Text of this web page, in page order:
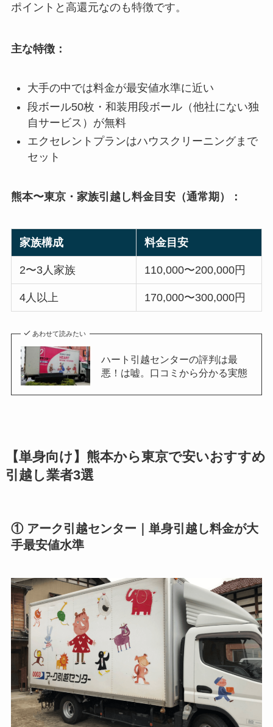
ポイントと高還元なのも特徴です。
主な特徴：
大手の中では料金が最安値水準に近い
段ボール50枚・和装用段ボール（他社にない独
自サービス）が無料
エクセレントプランはハウスクリーニングまで
セット
熊本〜東京・家族引越し料金目安（通常期）：
家族構成 料金目安
2〜3人家族 110,000〜200,000円
4人以上 170,000〜300,000円
あわせて読みたい
ハート引越センターの評判は最
悪！は嘘。口コミから分かる実態
【単身向け】熊本から東京で安いおすすめ
引越し業者3選
① アーク引越センター｜単身引越し料金が大
手最安値水準